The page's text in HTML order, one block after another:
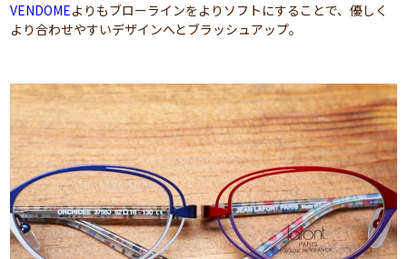
VENDOMEよりもブローラインをよりソフトにすることで、優しく
より合わせやすいデザインへとブラッシュアップ。